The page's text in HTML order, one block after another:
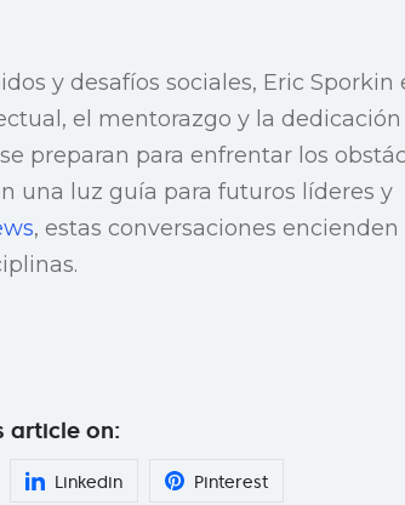
y desafíos sociales, Eric Sporkin
el mentorazgo y la dedicación
preparan para enfrentar los
una luz guía para futuros líderes y
, estas conversaciones encienden
article on:
Linkedin Pinterest